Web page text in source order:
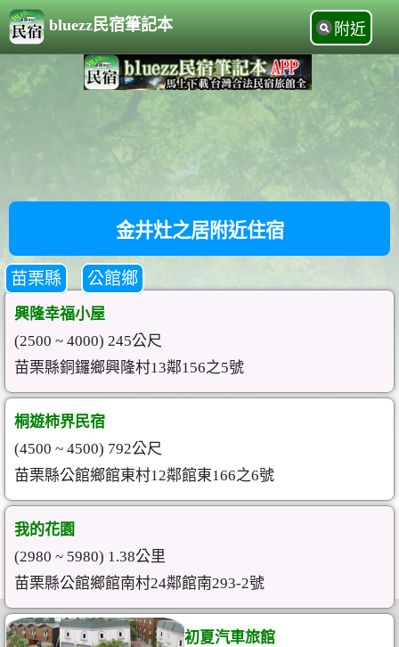
bluezz民宿筆記本 附近
金井灶之居附近住宿
苗栗縣 公館鄉
興隆幸福小屋
(2500 ~ 4000) 245公尺
苗栗縣銅鑼鄉興隆村13鄰156之5號
桐遊柿界民宿
(4500 ~ 4500) 792公尺
苗栗縣公館鄉館東村12鄰館東166之6號
我的花園
(2980 ~ 5980) 1.38公里
苗栗縣公館鄉館南村24鄰館南293-2號
初夏汽車旅館